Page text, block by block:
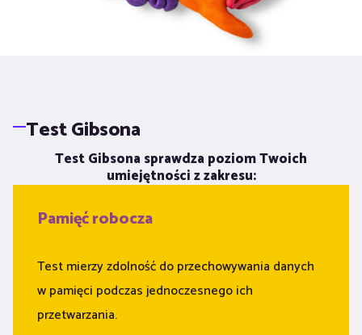
Test Gibsona
Test Gibsona sprawdza poziom Twoich
umiejętności z zakresu:
Pamięć robocza
Test mierzy zdolność do przechowywania danych
w pamięci podczas jednoczesnego ich
przetwarzania.